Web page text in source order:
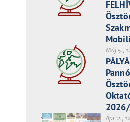
Máj 5.,
Ápr 2.,